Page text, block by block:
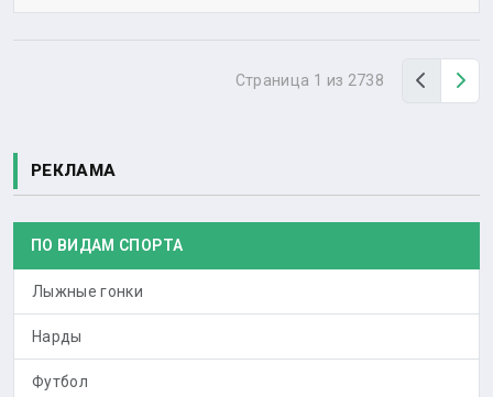
Страница 1 из 2738 Назад
РЕКЛАМА
ПО ВИДАМ СПОРТА
Лыжные гонки
Нарды
Футбол